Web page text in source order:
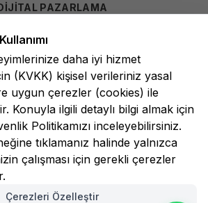
PAZARLAMA
LokmanAVM
daha iyi hizmet
(KVKK) kişisel verileriniz yasal
uygun çerezler (cookies) ile
Konuyla ilgili detaylı bilgi almak için
Politikamızı inceleyebilirsiniz.
tıklamanız halinde yalnızca
çalışması için gerekli çerezler
Çerezleri Özelleştir